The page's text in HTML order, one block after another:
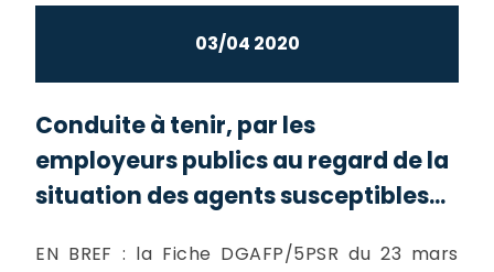
03/04 2020
Conduite à tenir, par les
employeurs publics au regard de la
situation des agents susceptibles...
EN BREF : la Fiche DGAFP/5PSR du 23 mars